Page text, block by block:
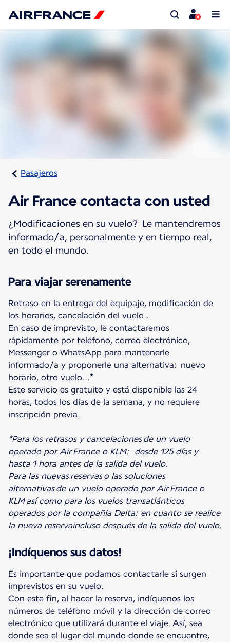
Pasajeros
Air France contacta con usted
¿Modificaciones en su vuelo? Le mantendremos
informado/a, personalmente y en tiempo real,
en todo el mundo.
Para viajar serenamente
Retraso en la entrega del equipaje, modificación de
los horarios, cancelación del vuelo...
En caso de imprevisto, le contactaremos
rápidamente por teléfono, correo electrónico,
Messenger o WhatsApp para mantenerle
informado/a y proponerle una alternativa: nuevo
horario, otro vuelo...*
Este servicio es gratuito y está disponible las 24
horas, todos los días de la semana, y no requiere
inscripción previa.
*Para los retrasos y cancelaciones de un vuelo
operado por Air France o KLM: desde 125 días y
hasta 1 hora antes de la salida del vuelo.
Para las nuevas reservas o las soluciones
alternativasde un vuelo operado por Air France o
KLM así como para los vuelos transatlánticos
operados por la compañía Delta: en cuanto se realice
la nueva reservaincluso después de la salida del vuelo.
¡Indíquenos sus datos!
Es importante que podamos contactarle si surgen
imprevistos en su vuelo.
Con este fin, al hacer la reserva, indíquenos los
números de teléfono móvil y la dirección de correo
electrónico que utilizará durante el viaje. Así, sea
donde sea el lugar del mundo donde se encuentre,